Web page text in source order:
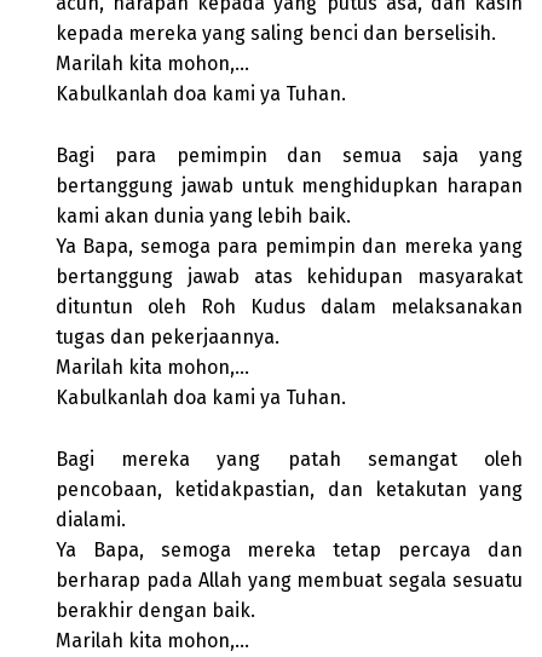
kepada mereka yang saling benci dan berselisih.
Marilah kita mohon,…
Kabulkanlah doa kami ya Tuhan.
Bagi para pemimpin dan semua saja yang
bertanggung jawab untuk menghidupkan harapan
kami akan dunia yang lebih baik.
Ya Bapa, semoga para pemimpin dan mereka yang
bertanggung jawab atas kehidupan masyarakat
dituntun oleh Roh Kudus dalam melaksanakan
tugas dan pekerjaannya.
Marilah kita mohon,…
Kabulkanlah doa kami ya Tuhan.
Bagi mereka yang patah semangat oleh
pencobaan, ketidakpastian, dan ketakutan yang
dialami.
Ya Bapa, semoga mereka tetap percaya dan
berharap pada Allah yang membuat segala sesuatu
berakhir dengan baik.
Marilah kita mohon,…